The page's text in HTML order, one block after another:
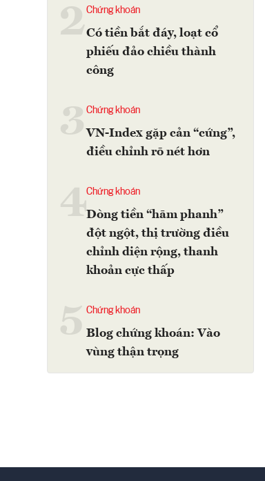
2Chứng khoán
Có tiền bắt đáy, loạt cổ
phiếu đảo chiều thành
công
Chứng khoán
VN-Index gặp cản “cứng”,
điều chỉnh rõ nét hơn
4Chứng khoán
Dòng tiền “hãm phanh”
đột ngột, thị trường điều
chỉnh diện rộng, thanh
khoản cực thấp
Chứng khoán
Blog chứng khoán: Vào
vùng thận trọng